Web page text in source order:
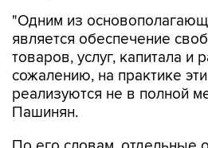
"Одним из
является обеспечение
товаров, услуг, капитала и
сожалению, на практике
реализуются не в полной
Пашинян.